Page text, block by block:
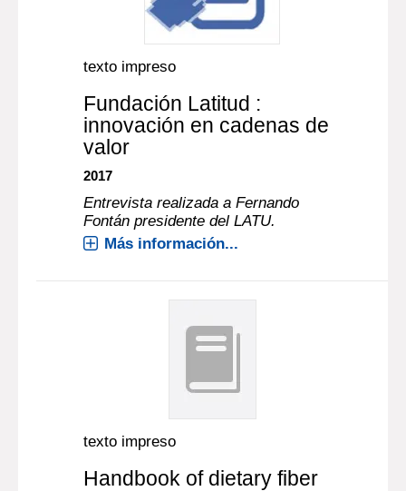
texto impreso
Fundación Latitud :
innovación en cadenas de
valor
2017
Entrevista realizada a Fernando
Fontán presidente del LATU.
Más información...
texto impreso
Handbook of dietary fiber